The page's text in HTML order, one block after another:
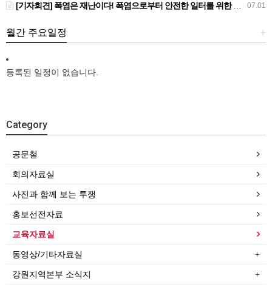
07.01
[기자회견] 폭염은 재난이다! 폭염으로부터 안전한 일터를 위한 민주노총 강원지역본부 폭염감시단 선포 기자회견
+
월간 주요일정
등록된 일정이 없습니다.
Category
공문철
회의자료실
사진과 함께 보는 투쟁
홍보선전자료
교육자료실
동영상/기타자료실
강원지역본부 소식지